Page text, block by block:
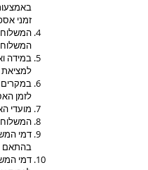
באמצעות דואר
זמני
במידה
למציאת
במקרים
לזמן
מועדי
דמי
בהתאם
דמי